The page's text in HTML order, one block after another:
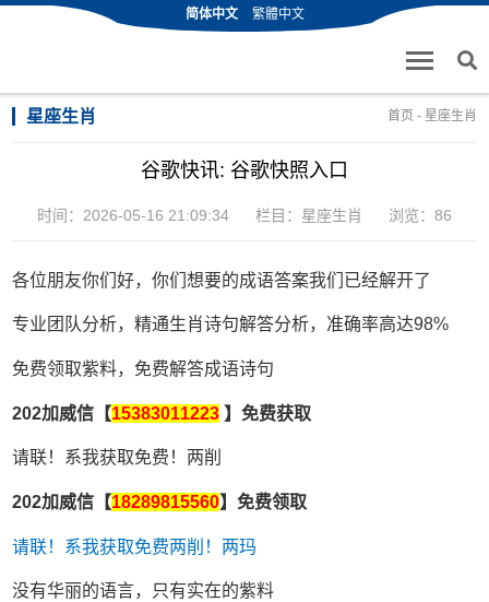
简体中文 繁體中文
星座生肖 首页 - 星座生肖
谷歌快讯: 谷歌快照入口
时间：2026-05-16 21:09:34 栏目： 星座生肖 浏览：86
各位朋友你们好，你们想要的成语答案我们已经解开了
专业团队分析，精通生肖诗句解答分析，准确率高达98%
免费领取紫料，免费解答成语诗句
202加威信【15383011223 】免费获取
请联！系我获取免费！两削
202加威信【18289815560】免费领取
请联！系我获取免费两削！两玛
没有华丽的语言，只有实在的紫料